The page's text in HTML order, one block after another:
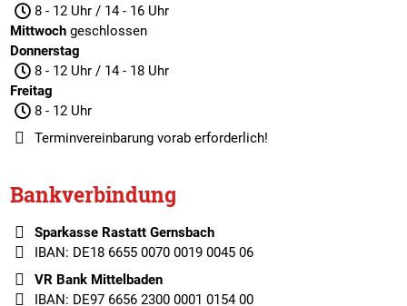
8 - 12 Uhr / 14 - 16 Uhr
Mittwochgeschlossen
Donnerstag
8 - 12 Uhr / 14 - 18 Uhr
Freitag
8 - 12 Uhr
Terminvereinbarungvorab erforderlich!
Bankverbindung
Sparkasse Rastatt Gernsbach
IBAN: DE18 6655 0070 0019 0045 06
VR Bank Mittelbaden
IBAN: DE97 6656 2300 0001 0154 00